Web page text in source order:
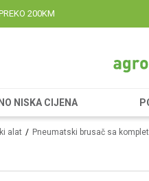
200KM
NISKA CIJENA
alat Pneumatski brusač sa